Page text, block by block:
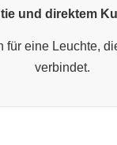
und direktem
für eine Leuchte,
verbindet.